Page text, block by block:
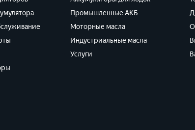
Промышленные АКБ
Моторные масла
Индустриальные масла
Услуги